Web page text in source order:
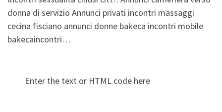
donna di servizio Annunci privati incontri massaggi
cecina fisciano annunci donne bakeca incontri mobile
bakecaincontri…
Enter the text or HTML code here